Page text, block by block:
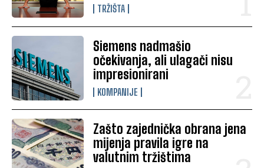
TRŽIŠTA
Siemens nadmašio
očekivanja, ali ulagači nisu
impresionirani
KOMPANIJE
Zašto zajednička obrana jena
mijenja pravila igre na
valutnim tržištima